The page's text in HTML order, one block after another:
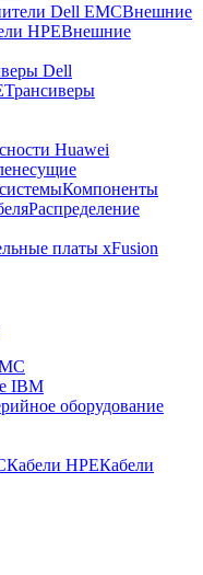
Dell EMCВнешние
HPEВнешние
Dell
Трансиверы
Huawei
Компоненты
Распределение
платы xFusion
IBM
оборудование
Кабели HPEКабели